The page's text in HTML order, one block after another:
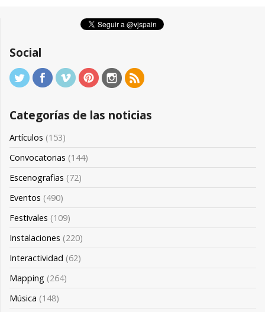
Social
Categorías de las noticias
Artículos (153)
Convocatorias (144)
Escenografias (72)
Eventos (490)
Festivales (109)
Instalaciones (220)
Interactividad (62)
Mapping (264)
Música (148)